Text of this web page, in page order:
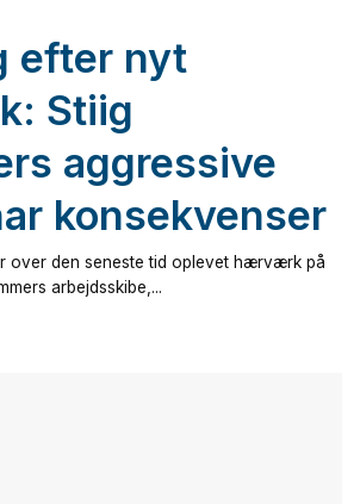
efter nyt
Stiig
aggressive
konsekvenser
over den seneste tid oplevet hærværk på
arbejdsskibe,...